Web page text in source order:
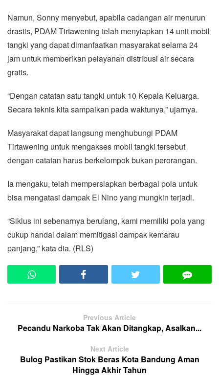
Namun, Sonny menyebut, apabila cadangan air menurun
drastis, PDAM Tirtawening telah menyiapkan 14 unit mobil
tangki yang dapat dimanfaatkan masyarakat selama 24
jam untuk memberikan pelayanan distribusi air secara
gratis.
“Dengan catatan satu tangki untuk 10 Kepala Keluarga.
Secara teknis kita sampaikan pada waktunya,” ujarnya.
Masyarakat dapat langsung menghubungi PDAM
Tirtawening untuk mengakses mobil tangki tersebut
dengan catatan harus berkelompok bukan perorangan.
Ia mengaku, telah mempersiapkan berbagai pola untuk
bisa mengatasi dampak El Nino yang mungkin terjadi.
“Siklus ini sebenarnya berulang, kami memiliki pola yang
cukup handal dalam memitigasi dampak kemarau
panjang,” kata dia. (RLS)
Previous Article
Pecandu Narkoba Tak Akan Ditangkap, Asalkan...
Next Article
Bulog Pastikan Stok Beras Kota Bandung Aman
Hingga Akhir Tahun